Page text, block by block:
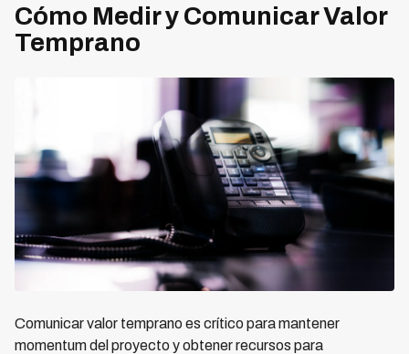
Cómo Medir y Comunicar Valor
Temprano
Comunicar valor temprano es crítico para mantener
momentum del proyecto y obtener recursos para